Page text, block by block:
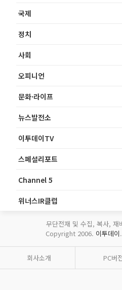
국제
정치
사회
오피니언
문화·라이프
뉴스발전소
이투데이TV
스페셜리포트
Channel 5
위너스IR클럽
무단전재 및 수집, 복사, 재
Copyright 2006. 이투데이
회사소개 PC버